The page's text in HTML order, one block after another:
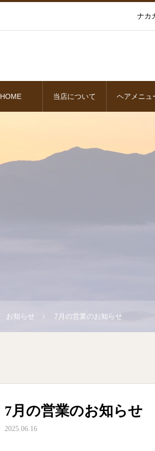
ナカ
HOME 当店について ヘアメニュ
お知らせ 7月の営業のお知らせ
7月の営業のお知らせ
2025.06.16